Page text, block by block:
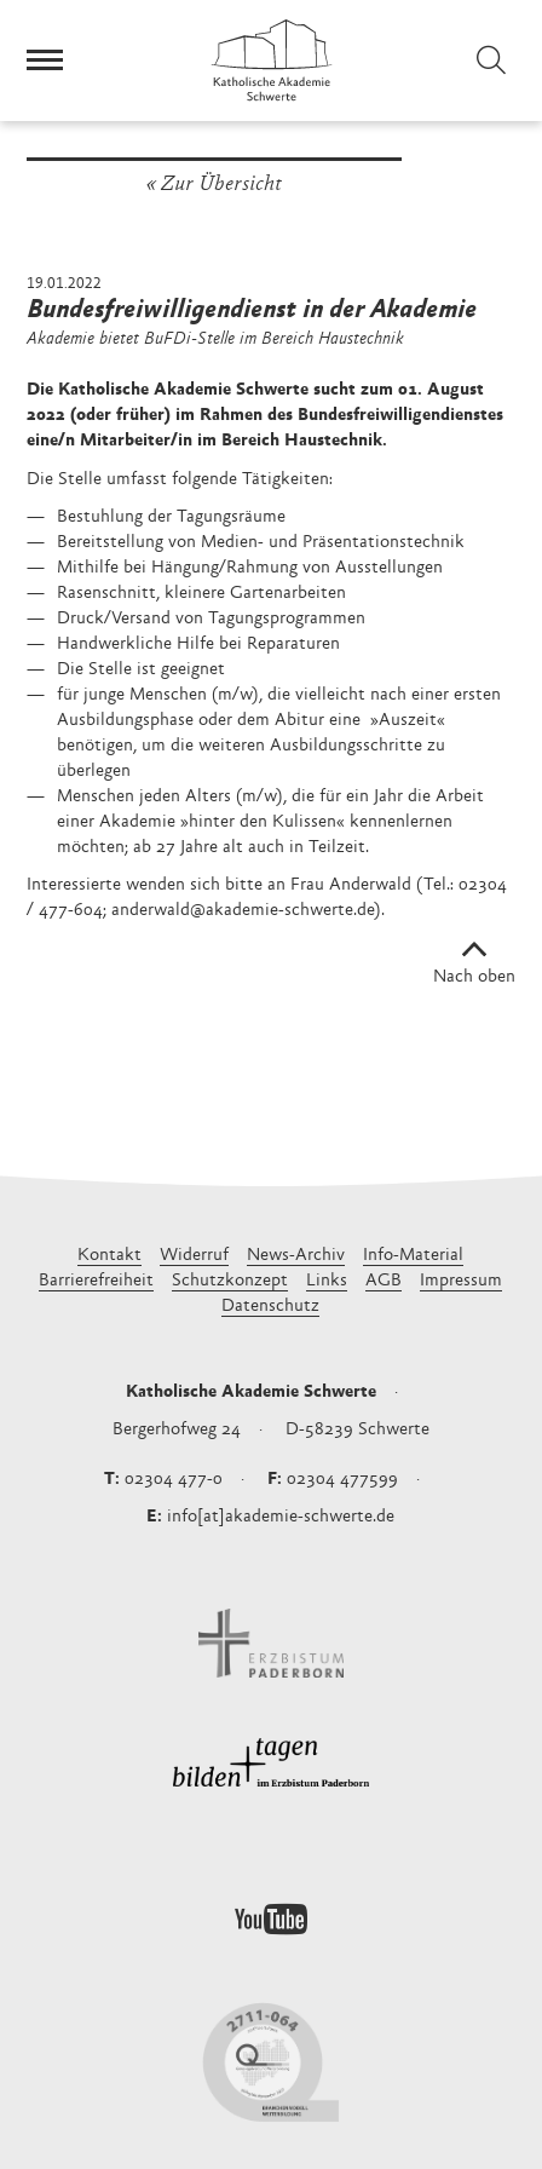
Zur Übersicht
19.01.2022
Bundesfreiwilligendienst in der Akademie
Akademie bietet BuFDi-Stelle im Bereich Haustechnik
Die Katholische Akademie Schwerte sucht zum 01. August
2022 (oder früher) im Rahmen des Bundesfreiwilligendienstes
eine/n Mitarbeiter/in im Bereich Haustechnik.
Die Stelle umfasst folgende Tätigkeiten:
Bestuhlung der Tagungsräume
Bereitstellung von Medien- und Präsentationstechnik
Mithilfe bei Hängung/Rahmung von Ausstellungen
Rasenschnitt, kleinere Gartenarbeiten
Druck/Versand von Tagungsprogrammen
Handwerkliche Hilfe bei Reparaturen
Die Stelle ist geeignet
für junge Menschen (m/w), die vielleicht nach einer ersten
Ausbildungsphase oder dem Abitur eine »Auszeit«
benötigen, um die weiteren Ausbildungsschritte zu
überlegen
Menschen jeden Alters (m/w), die für ein Jahr die Arbeit
einer Akademie »hinter den Kulissen« kennenlernen
möchten; ab 27 Jahre alt auch in Teilzeit.
Interessierte wenden sich bitte an Frau Anderwald (Tel.: 02304
/ 477-604; anderwald@akademie-schwerte.de).
Nach oben
Kontakt Widerruf News-Archiv
Info-Material
Barrierefreiheit
Schutzkonzept Links AGB
Impressum
Datenschutz
Katholische Akademie Schwerte
Bergerhofweg 24 D-58239 Schwerte
02304 477-0 02304 477599
info[at]akademie-schwerte.de